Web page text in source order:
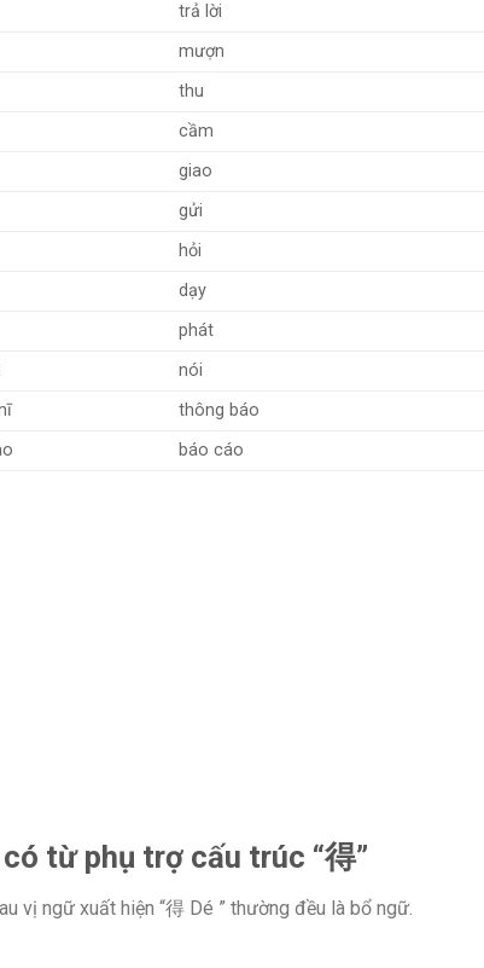
trả lời
mượn
thu
cầm
giao
gửi
hỏi
dạy
phát
nói
thông báo
báo cáo
từ phụ trợ cấu trúc “得”
vị ngữ xuất hiện “得 Dé ” thường đều là bổ ngữ.